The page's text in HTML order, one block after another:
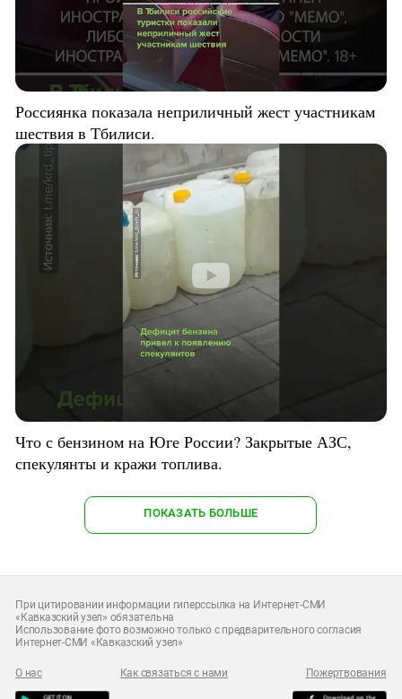
Россиянка показала неприличный жест участникам
шествия в Тбилиси.
Что с бензином на Юге России? Закрытые АЗС,
спекулянты и кражи топлива.
ПОКАЗАТЬ БОЛЬШЕ
При цитировании информации гиперссылка на Интернет-СМИ
«Кавказский узел» обязательна
Использование фото возможно только с предварительного согласия
Интернет-СМИ «Кавказский узел»
О нас Как связаться с нами Пожертвования